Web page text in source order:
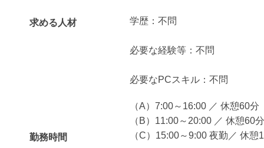
求める人材 学歴：不問
必要な経験等：不問
必要なPCスキル：不問
勤務時間
（A）7:00～16:00 ／ 休憩60分
（B）11:00～20:00 ／ 休憩60分
（C）15:00～9:00 夜勤／ 休憩